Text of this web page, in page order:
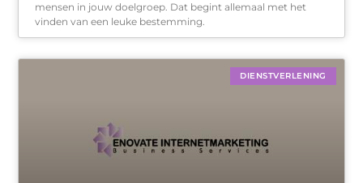
mensen in jouw doelgroep. Dat begint allemaal met het
vinden van een leuke bestemming.
DIENSTVERLENING